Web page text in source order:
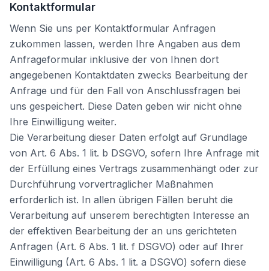
Kontaktformular
Wenn Sie uns per Kontaktformular Anfragen
zukommen lassen, werden Ihre Angaben aus dem
Anfrageformular inklusive der von Ihnen dort
angegebenen Kontaktdaten zwecks Bearbeitung der
Anfrage und für den Fall von Anschlussfragen bei
uns gespeichert. Diese Daten geben wir nicht ohne
Ihre Einwilligung weiter.
Die Verarbeitung dieser Daten erfolgt auf Grundlage
von Art. 6 Abs. 1 lit. b DSGVO, sofern Ihre Anfrage mit
der Erfüllung eines Vertrags zusammenhängt oder zur
Durchführung vorvertraglicher Maßnahmen
erforderlich ist. In allen übrigen Fällen beruht die
Verarbeitung auf unserem berechtigten Interesse an
der effektiven Bearbeitung der an uns gerichteten
Anfragen (Art. 6 Abs. 1 lit. f DSGVO) oder auf Ihrer
Einwilligung (Art. 6 Abs. 1 lit. a DSGVO) sofern diese